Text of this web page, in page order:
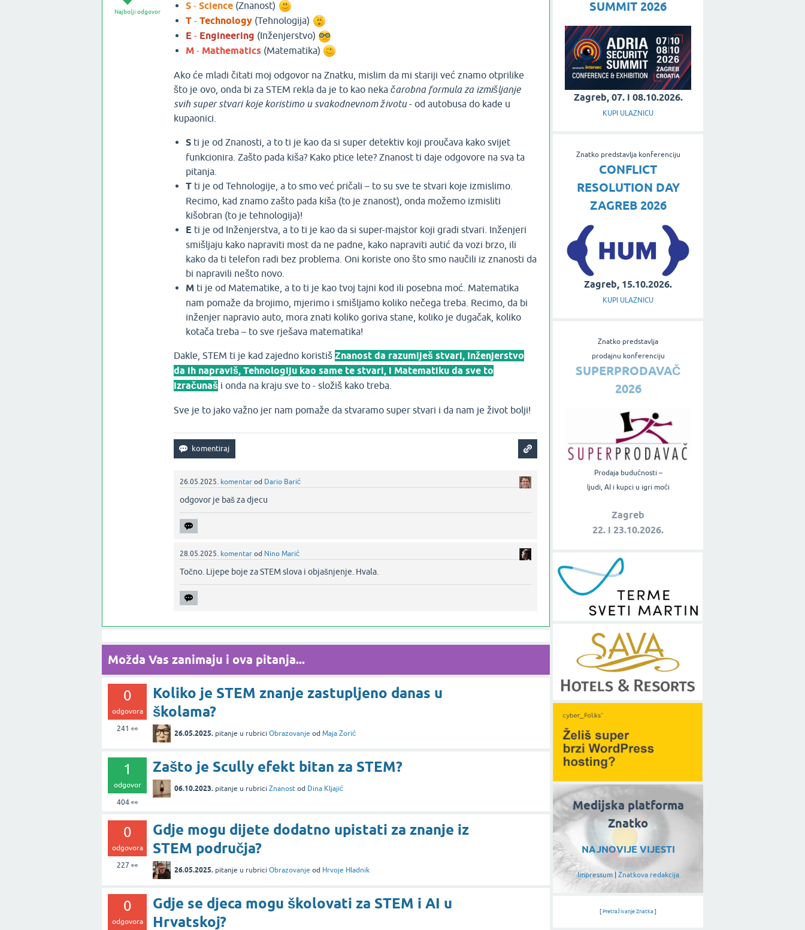
Najbolji odgovor
S- Science(Znanost)
T- Technology(Tehnologija)
E- Engineering (Inženjerstvo)
M- Mathematics (Matematika)
Ako će mladi čitati moj odgovor na Znatku, mislim da mi stariji već znamo otprilike
što je ovo, onda bi za STEM rekla da je to kao neka čarobna formula za izmišljanje
svih super stvari koje koristimo u svakodnevnom životu- od autobusa do kade u
kupaonici.
Sti je od Znanosti, a to ti je kao da si super detektiv koji proučava kako svijet
funkcionira. Zašto pada kiša? Kako ptice lete? Znanost ti daje odgovore na sva ta
pitanja.
Tti je od Tehnologije, a to smo već pričali – to su sve te stvari koje izmislimo.
Recimo, kad znamo zašto pada kiša (to je znanost), onda možemo izmisliti
kišobran (to je tehnologija)!
Eti je od Inženjerstva, a to ti je kao da si super-majstor koji gradi stvari. Inženjeri
smišljaju kako napraviti most da ne padne, kako napraviti autić da vozi brzo, ili
kako da ti telefon radi bez problema. Oni koriste ono što smo naučili iz znanosti da
bi napravili nešto novo.
Mti je od Matematike, a to ti je kao tvoj tajni kod ili posebna moć. Matematika
nam pomaže da brojimo, mjerimo i smišljamo koliko nečega treba. Recimo, da bi
inženjer napravio auto, mora znati koliko goriva stane, koliko je dugačak, koliko
kotača treba – to sve rješava matematika!
Dakle, STEM ti je kad zajedno koristiš Znanost da razumiješ stvari, Inženjerstvo
da ih napraviš, Tehnologiju kao same te stvari, i Matematiku da sve to
izračunaši onda na kraju sve to - složiš kako treba.
Sve je to jako važno jer nam pomaže da stvaramo super stvari i da nam je život bolji!
26.05.2025. komentar od Dario Barić
odgovor je baš za djecu‌
28.05.2025. komentar od Nino Marić
Točno. Lijepe boje za STEM slova i objašnjenje. Hvala.‌
Možda Vas zanimaju i ova pitanja...
0
odgovora
241 👀
Koliko je STEM znanje zastupljeno danas u
školama?
26.05.2025. pitanje u rubrici Obrazovanje od Maja Zorić
1
odgovor
404👀
Zašto je Scully efekt bitan za STEM?
06.10.2023. pitanje u rubrici Znanost od Dina Kljajić
0
odgovora
227 👀
Gdje mogu dijete dodatno upistati za znanje iz
STEM područja?
26.05.2025. pitanje u rubrici Obrazovanje od Hrvoje Hladnik
0
odgovora
Gdje se djeca mogu školovati za STEM i AI u
Hrvatskoj?
SUMMIT 2026
Zagreb, 07. i 08.10.2026.
KUPI ULAZNICU
Znatko predstavlja konferenciju
CONFLICT
RESOLUTION DAY
ZAGREB 2026
Zagreb, 15.10.2026.
KUPI ULAZNICU
Znatko predstavlja
prodajnu konferenciju
SUPERPRODAVAČ
2026
Prodaja budućnosti –
ljudi, AI i kupci u igri moći
Zagreb
22. i 23.10.2026.
Medijska platforma
Znatko
NAJNOVIJE VIJESTI
Impressum| Znatkova redakcija
[ Pretraživanje Znatka ]